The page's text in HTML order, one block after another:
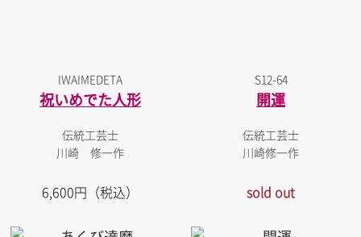
IWAIMEDETA
祝いめでた人形
伝統工芸士
川崎 修一作
6,600円（税込）
S12-64
開運
伝統工芸士
川崎修一作
sold out